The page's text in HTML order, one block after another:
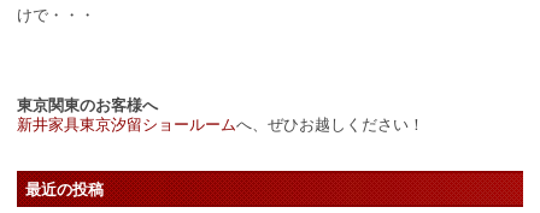
けで・・・
東京関東のお客様へ
新井家具東京汐留ショールームへ、ぜひお越しください！
最近の投稿